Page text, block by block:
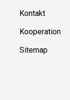
Kontakt
Kooperation
Sitemap